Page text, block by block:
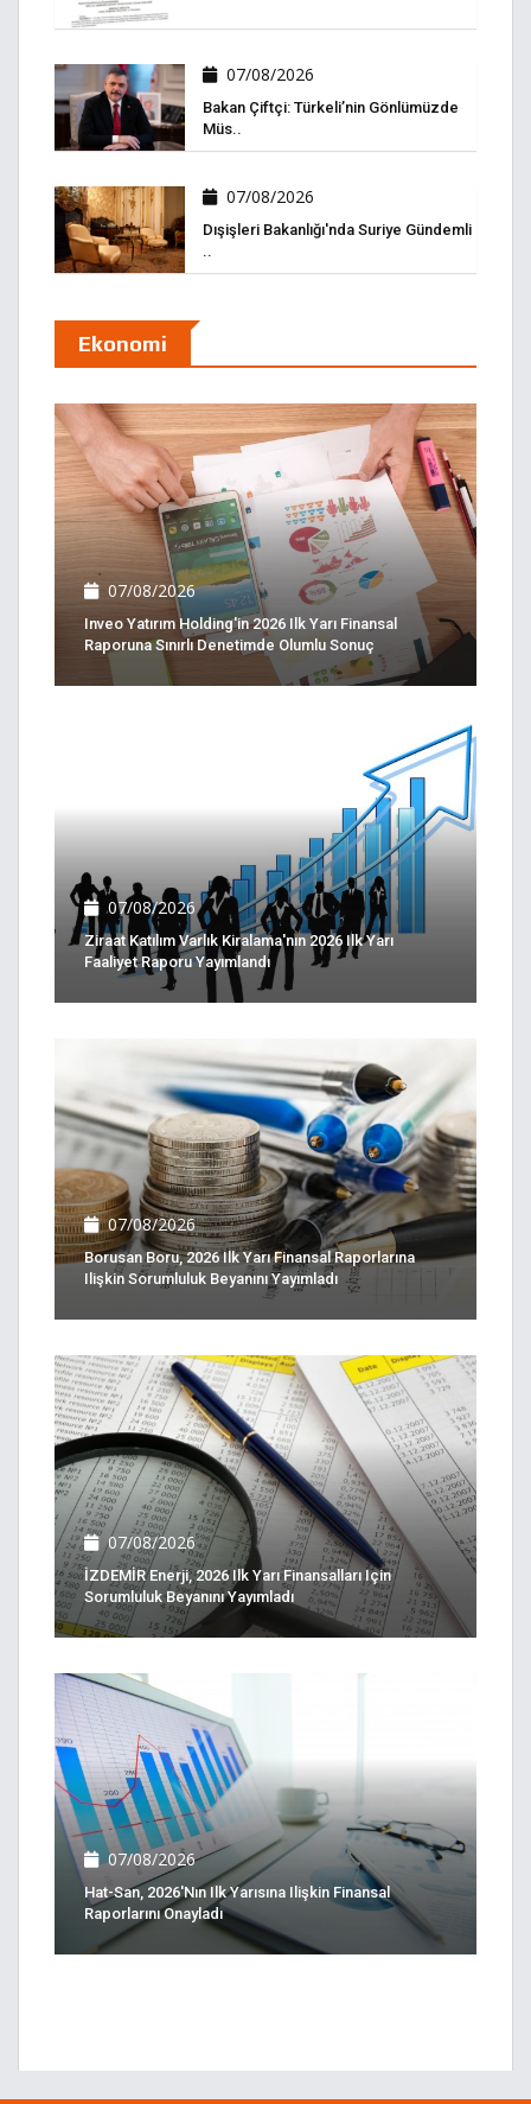
07/08/2026
Bakan Çiftçi: Türkeli’nin Gönlümüzde
Müs..
07/08/2026
Dışişleri Bakanlığı'nda Suriye Gündemli
..
Ekonomi
07/08/2026
Inveo Yatırım Holding'in 2026 Ilk Yarı Finansal
Raporuna Sınırlı Denetimde Olumlu Sonuç
07/08/2026
Ziraat Katılım Varlık Kiralama'nın 2026 Ilk Yarı
Faaliyet Raporu Yayımlandı
07/08/2026
Borusan Boru, 2026 Ilk Yarı Finansal Raporlarına
Ilişkin Sorumluluk Beyanını Yayımladı
07/08/2026
İZDEMİR Enerji, 2026 Ilk Yarı Finansalları Için
Sorumluluk Beyanını Yayımladı
07/08/2026
Hat-San, 2026'nın Ilk Yarısına Ilişkin Finansal
Raporlarını Onayladı